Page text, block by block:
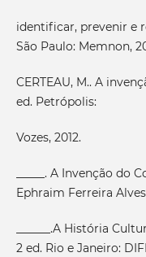
identificar, prevenir e
São Paulo: Memnon,
CERTEAU, M.. A
ed. Petrópolis:
Vozes, 2012.
_____. A Invenção do
Ephraim Ferreira
______.A História
2 ed. Rio e Janeiro: